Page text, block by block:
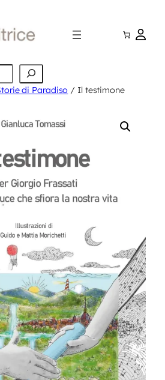
di Paradiso / Il testimone